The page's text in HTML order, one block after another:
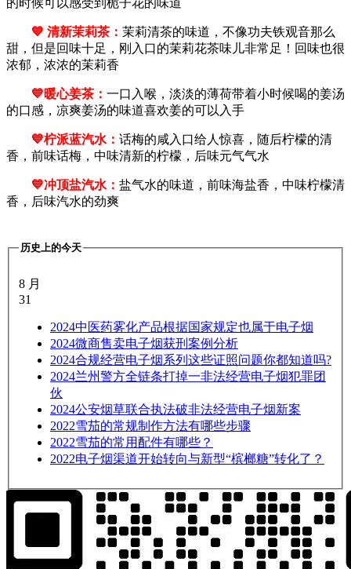
的时候可以感受到栀子花的味道
💙 清新茉莉茶： 茉莉清茶的味道，不像功夫铁观音那么
甜，但是回味十足，刚入口的茉莉花茶味儿非常足！回味也很
浓郁，浓浓的茉莉香
💙暖心姜茶： 一口入喉，淡淡的薄荷带着小时候喝的姜汤
的口感，凉爽姜汤的味道喜欢姜的可以入手
💙柠派蓝汽水： 话梅的咸入口给人惊喜，随后柠檬的清
香，前味话梅，中味清新的柠檬，后味元气气水
💙冲顶盐汽水： 盐气水的味道，前味海盐香，中味柠檬清
香，后味汽水的劲爽
历史上的今天
8 月
31
2024中医药雾化产品根据国家规定也属于电子烟
2024微商售卖电子烟获刑案例分析
2024合规经营电子烟系列这些证照问题你都知道吗?
2024兰州警方全链条打掉一非法经营电子烟犯罪团
伙
2024公安烟草联合执法破非法经营电子烟新案
2022雪茄的常规制作方法有哪些步骤
2022雪茄的常用配件有哪些？
2022电子烟渠道开始转向与新型“槟榔糖”转化了？